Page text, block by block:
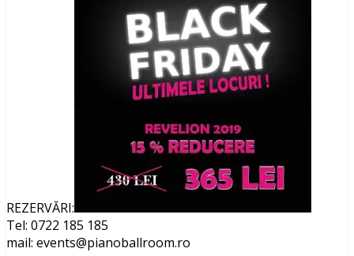
REZERVĂRI:
Tel: 0722 185 185
mail: events@pianoballroom.ro